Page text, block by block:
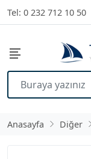
Tel: 0 232 712 10 50
Anasayfa Diğer